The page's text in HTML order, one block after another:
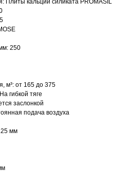
Плиты кальций силиката PROMASIL
250
м³: от 165 до 375
гибкой тяге
заслонкой
подача воздуха
мм